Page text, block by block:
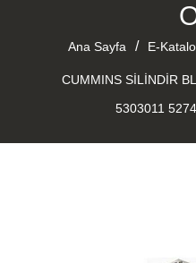
Ana Sayfa / E-
CUMMINS SİLİNDİR
5303011